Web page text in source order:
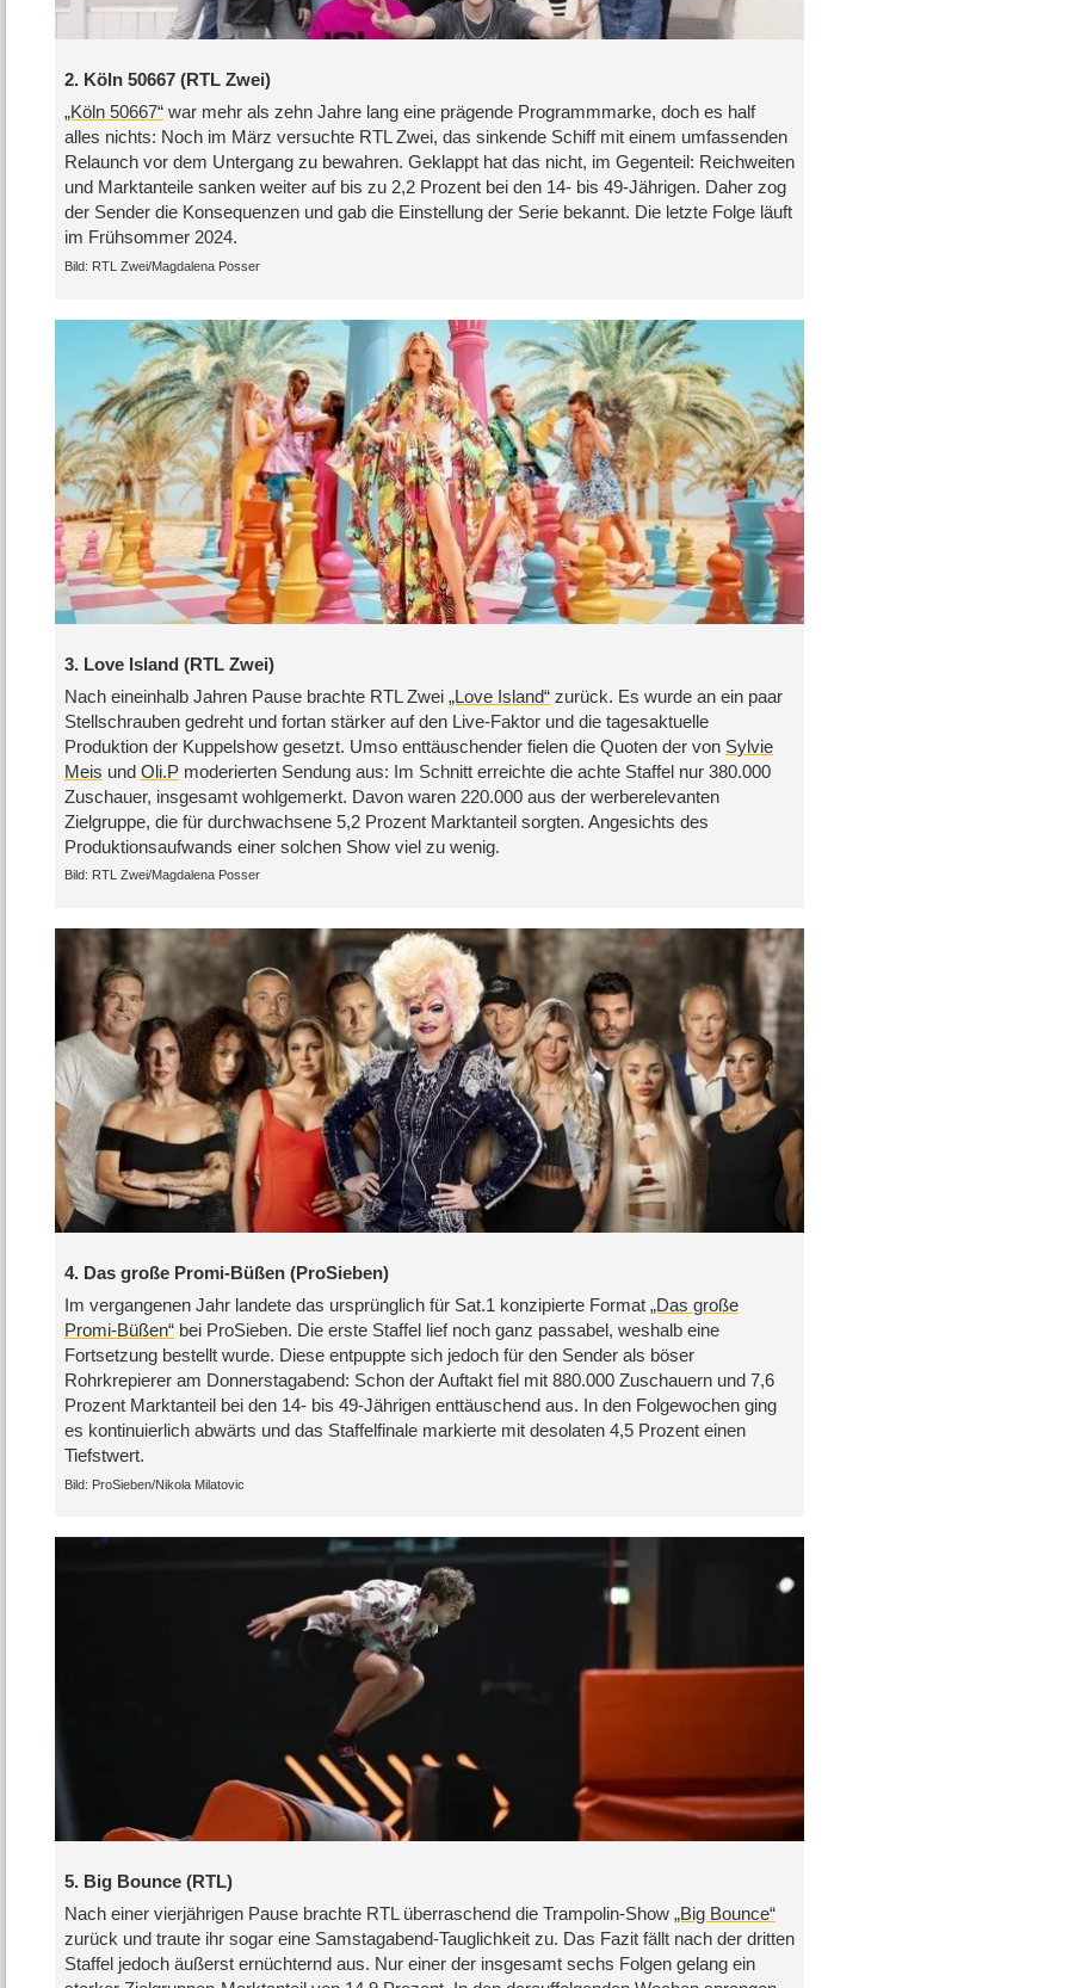
2. Köln 50667 (RTL Zwei)
„Köln 50667“war mehr als zehn Jahre lang eine prägende Programmmarke, doch es half
alles nichts: Noch im März versuchte RTL Zwei, das sinkende Schiff mit einem umfassenden
Relaunch vor dem Untergang zu bewahren. Geklappt hat das nicht, im Gegenteil: Reichweiten
und Marktanteile sanken weiter auf bis zu 2,2 Prozent bei den 14- bis 49-Jährigen. Daher zog
der Sender die Konsequenzen und gab die Einstellung der Serie bekannt. Die letzte Folge läuft
im Frühsommer 2024.
RTL Zwei/​Magdalena Posser
3. Love Island (RTL Zwei)
Nach eineinhalb Jahren Pause brachte RTL Zwei „Love Island“zurück. Es wurde an ein paar
Stellschrauben gedreht und fortan stärker auf den Live-Faktor und die tagesaktuelle
Produktion der Kuppelshow gesetzt. Umso enttäuschender fielen die Quoten der von Sylvie
Meis und Oli.Pmoderierten Sendung aus: Im Schnitt erreichte die achte Staffel nur 380.000
Zuschauer, insgesamt wohlgemerkt. Davon waren 220.000 aus der werberelevanten
Zielgruppe, die für durchwachsene 5,2 Prozent Marktanteil sorgten. Angesichts des
Produktionsaufwands einer solchen Show viel zu wenig.
RTL Zwei/​Magdalena Posser
4. Das große Promi-Büßen (ProSieben)
Im vergangenen Jahr landete das ursprünglich für Sat.1 konzipierte Format „Das große
Promi-Büßen“bei ProSieben. Die erste Staffel lief noch ganz passabel, weshalb eine
Fortsetzung bestellt wurde. Diese entpuppte sich jedoch für den Sender als böser
Rohrkrepierer am Donnerstagabend: Schon der Auftakt fiel mit 880.000 Zuschauern und 7,6
Prozent Marktanteil bei den 14- bis 49-Jährigen enttäuschend aus. In den Folgewochen ging
es kontinuierlich abwärts und das Staffelfinale markierte mit desolaten 4,5 Prozent einen
Tiefstwert.
ProSieben/​Nikola Milatovic
5. Big Bounce (RTL)
Nach einer vierjährigen Pause brachte RTL überraschend die Trampolin-Show „Big Bounce“
zurück und traute ihr sogar eine Samstagabend-Tauglichkeit zu. Das Fazit fällt nach der dritten
Staffel jedoch äußerst ernüchternd aus. Nur einer der insgesamt sechs Folgen gelang ein